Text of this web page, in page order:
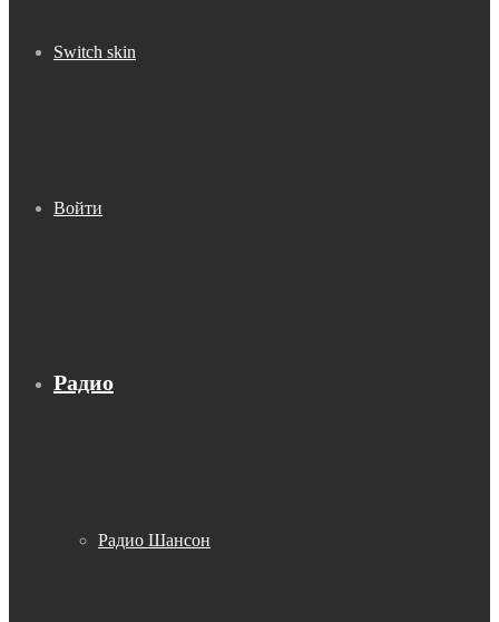
Switch skin
Войти
Радио
Радио Шансон